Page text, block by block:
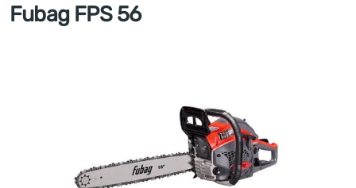
Fubag FPS 56